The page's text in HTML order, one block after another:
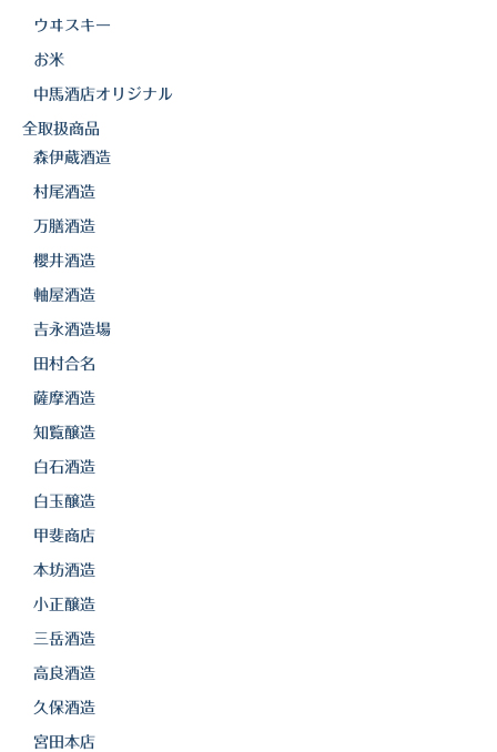
ウヰスキー
お米
中馬酒店オリジナル
全取扱商品
森伊蔵酒造
村尾酒造
万膳酒造
櫻井酒造
軸屋酒造
吉永酒造場
田村合名
薩摩酒造
知覧醸造
白石酒造
白玉醸造
甲斐商店
本坊酒造
小正醸造
三岳酒造
高良酒造
久保酒造
宮田本店